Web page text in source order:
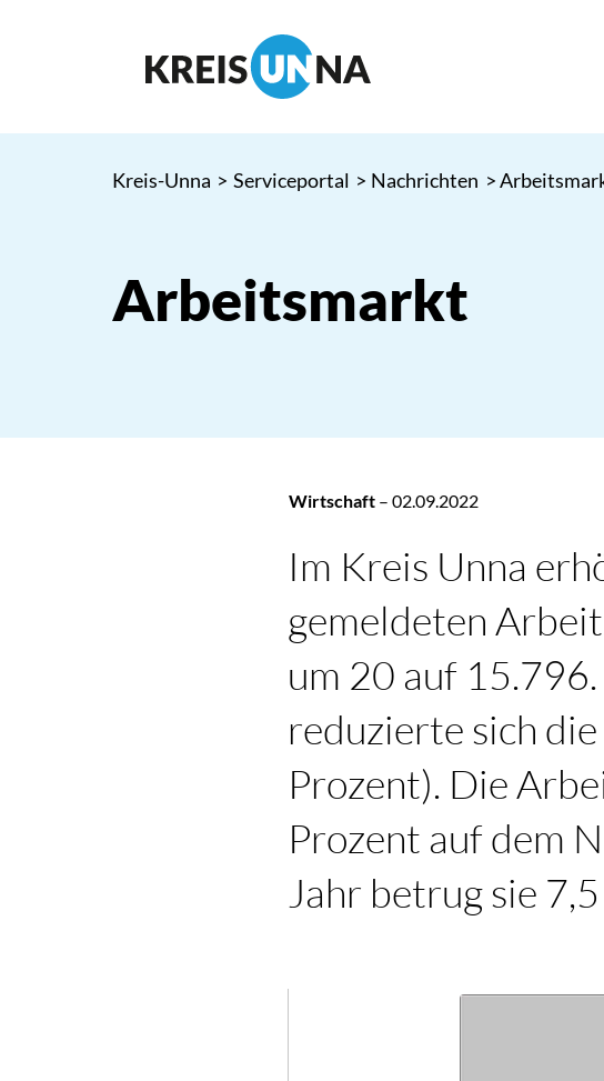
Kreis-Unna > Serviceportal > Nachrichten >
Arbeitsmarkt
Wirtschaft – 02.09.2022
Im Kreis Unna
gemeldeten
um 20 auf
reduzierte sich
Prozent). Die
Prozent auf dem
Jahr betrug sie